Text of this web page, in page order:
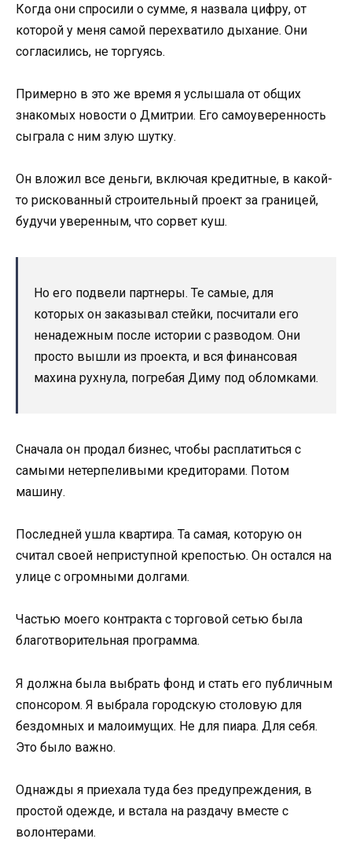
Когда они спросили о сумме, я назвала цифру, от
которой у меня самой перехватило дыхание. Они
согласились, не торгуясь.
Примерно в это же время я услышала от общих
знакомых новости о Дмитрии. Его самоуверенность
сыграла с ним злую шутку.
Он вложил все деньги, включая кредитные, в какой-
то рискованный строительный проект за границей,
будучи уверенным, что сорвет куш.
Но его подвели партнеры. Те самые, для
которых он заказывал стейки, посчитали его
ненадежным после истории с разводом. Они
просто вышли из проекта, и вся финансовая
махина рухнула, погребая Диму под обломками.
Сначала он продал бизнес, чтобы расплатиться с
самыми нетерпеливыми кредиторами. Потом
машину.
Последней ушла квартира. Та самая, которую он
считал своей неприступной крепостью. Он остался на
улице с огромными долгами.
Частью моего контракта с торговой сетью была
благотворительная программа.
Я должна была выбрать фонд и стать его публичным
спонсором. Я выбрала городскую столовую для
бездомных и малоимущих. Не для пиара. Для себя.
Это было важно.
Однажды я приехала туда без предупреждения, в
простой одежде, и встала на раздачу вместе с
волонтерами.